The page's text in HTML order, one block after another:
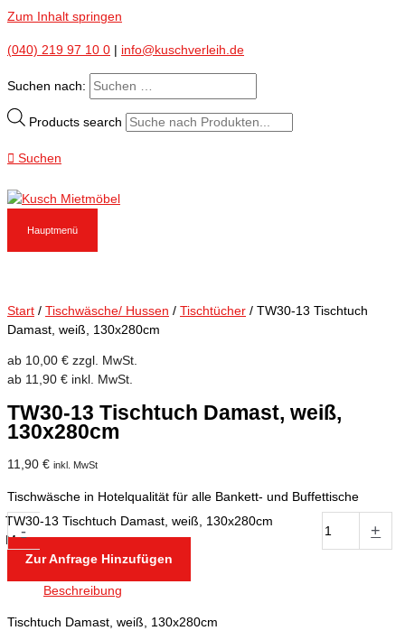
Zum Inhalt springen
(040) 219 97 10 0 info@kuschverleih.de
Suchen nach:
Products search
Suchen
Hauptmenü
Start / Tischwäsche/ Hussen / Tischtücher / TW30-13 Tischtuch
Damast, weiß, 130x280cm
ab 10,00 € zzgl. MwSt.
ab 11,90 € inkl. MwSt.
TW30-13 Tischtuch Damast, weiß,
130x280cm
11,90 € inkl. MwSt
Tischwäsche in Hotelqualität für alle Bankett- und Buffettische
-
TW30-13 Tischtuch Damast, weiß, 130x280cm
Menge
+
Zur Anfrage Hinzufügen
Beschreibung
Tischtuch Damast, weiß, 130x280cm